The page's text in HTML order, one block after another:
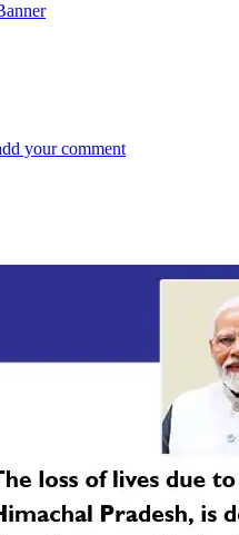
your comment